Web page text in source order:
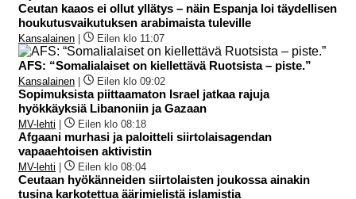
Ceutan kaaos ei ollut yllätys – näin Espanja loi täydellisen
houkutusvaikutuksen arabimaista tuleville
Kansalainen Eilen klo 11:07
AFS: “Somalialaiset on kiellettävä Ruotsista – piste.”
Kansalainen Eilen klo 09:02
Sopimuksista piittaamaton Israel jatkaa rajuja
hyökkäyksiä Libanoniin ja Gazaan
MV-lehti Eilen klo 08:18
Afgaani murhasi ja paloitteli siirtolaisagendan
vapaaehtoisen aktivistin
MV-lehti Eilen klo 08:04
Ceutaan hyökänneiden siirtolaisten joukossa ainakin
tusina karkotettua äärimielistä islamistia